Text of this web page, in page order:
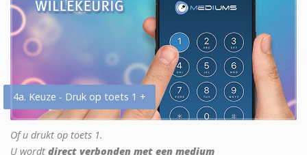
4a. Keuze - Druk op toets 1 +
Of u drukt op toets 1.
U wordt direct verbonden met een medium